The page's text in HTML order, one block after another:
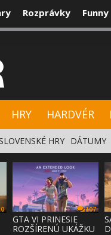
Rozprávky Funny
HRY HARDVÉR
HRY DÁTUMY
107
GTA VI PRINESIE
ROZŠÍRENÚ UKÁŽKU